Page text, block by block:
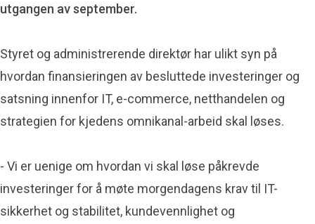
utgangen av september.
Styret og administrerende direktør har ulikt syn på
hvordan finansieringen av besluttede investeringer og
satsning innenfor IT, e-commerce, netthandelen og
strategien for kjedens omnikanal-arbeid skal løses.
- Vi er uenige om hvordan vi skal løse påkrevde
investeringer for å møte morgendagens krav til IT-
sikkerhet og stabilitet, kundevennlighet og